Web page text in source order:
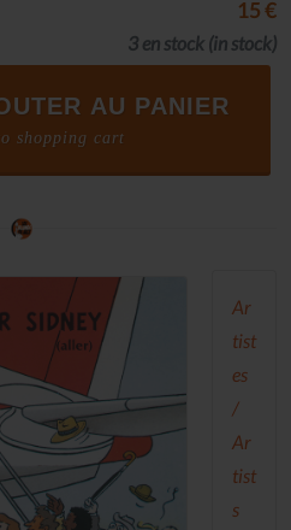
15 €
3 en stock (in stock)
AU PANIER
shopping cart
Ar
tist
es
/
Ar
tist
s